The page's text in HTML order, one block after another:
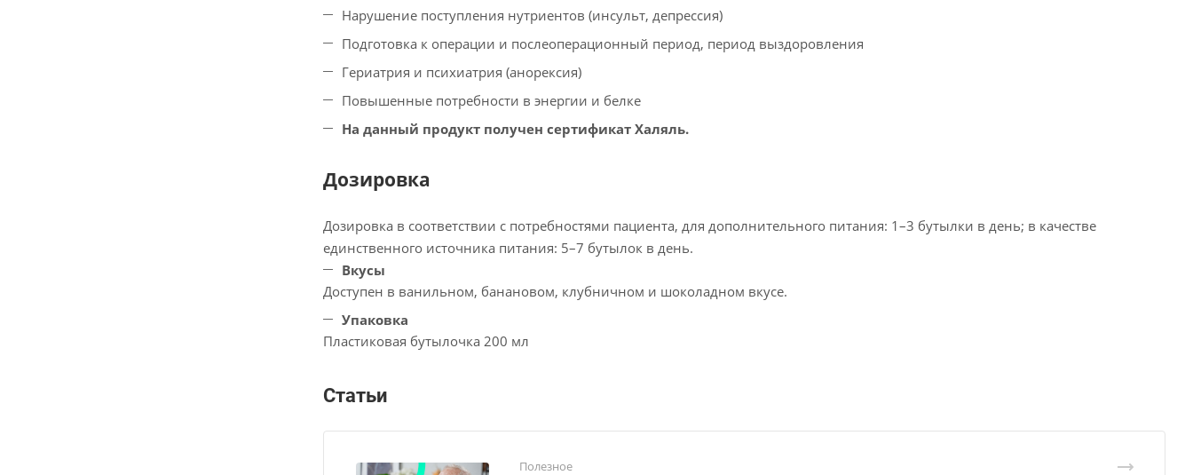
Нарушение поступления нутриентов (инсульт, депрессия)
Подготовка к операции и послеоперационный период, период выздоровления
Гериатрия и психиатрия (анорексия)
Повышенные потребности в энергии и белке
На данный продукт получен сертификат Халяль.
Дозировка
Дозировка в соответствии с потребностями пациента, для дополнительного питания: 1–3 бутылки в день; в качестве
единственного источника питания: 5–7 бутылок в день.
Вкусы
Доступен в ванильном, банановом, клубничном и шоколадном вкусе.
Упаковка
Пластиковая бутылочка 200 мл
Статьи
Полезное